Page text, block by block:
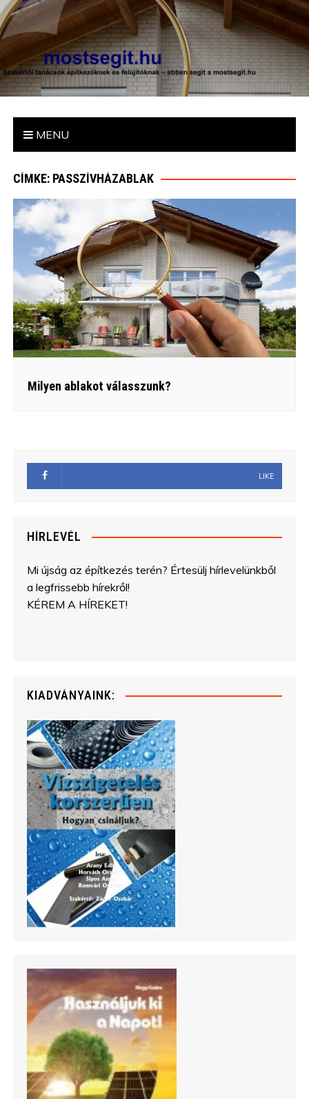
mostsegit.hu
Szakértői tanácsok építkezőknek és felújítóknak – ebben segít
a mostsegit.hu
MENU
CÍMKE: PASSZÍVHÁZABLAK
Milyen ablakot válasszunk?
LIKE
HÍRLEVÉL
Mi újság az építkezés terén? Értesülj hírlevelünkből
a legfrissebb hírekről!
KÉREM A HÍREKET!
KIADVÁNYAINK: